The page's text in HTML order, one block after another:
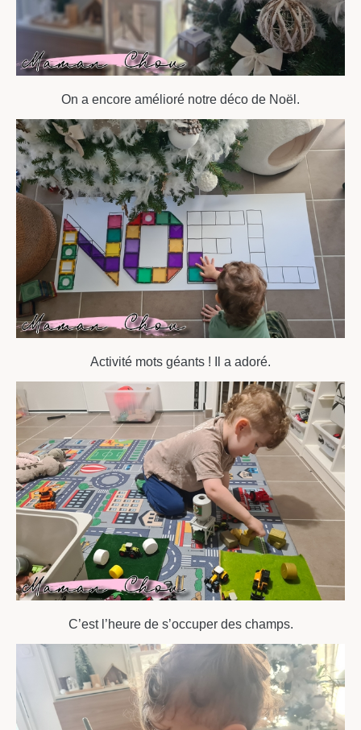
On a encore amélioré notre déco de Noël.
Activité mots géants ! Il a adoré.
C’est l’heure de s’occuper des champs.